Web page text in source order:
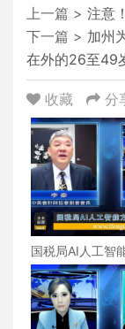
上一篇 > 注意
下一篇 > 加州
在外的26至49
收藏 分
国税局AI人工智
用及未来（下）